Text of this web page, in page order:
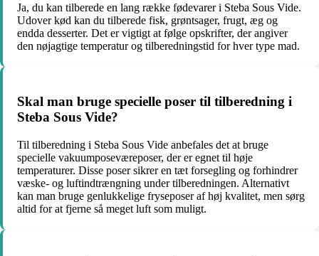
Ja, du kan tilberede en lang række fødevarer i Steba Sous Vide.
Udover kød kan du tilberede fisk, grøntsager, frugt, æg og
endda desserter. Det er vigtigt at følge opskrifter, der angiver
den nøjagtige temperatur og tilberedningstid for hver type mad.
Skal man bruge specielle poser til tilberedning i
Steba Sous Vide?
Til tilberedning i Steba Sous Vide anbefales det at bruge
specielle vakuumposeværeposer, der er egnet til høje
temperaturer. Disse poser sikrer en tæt forsegling og forhindrer
væske- og luftindtrængning under tilberedningen. Alternativt
kan man bruge genlukkelige fryseposer af høj kvalitet, men sørg
altid for at fjerne så meget luft som muligt.